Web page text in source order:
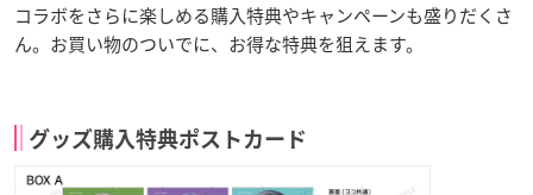
コラボをさらに楽しめる購入特典やキャンペーンも盛りだくさ
ん。お買い物のついでに、お得な特典を狙えます。
グッズ購入特典ポストカード